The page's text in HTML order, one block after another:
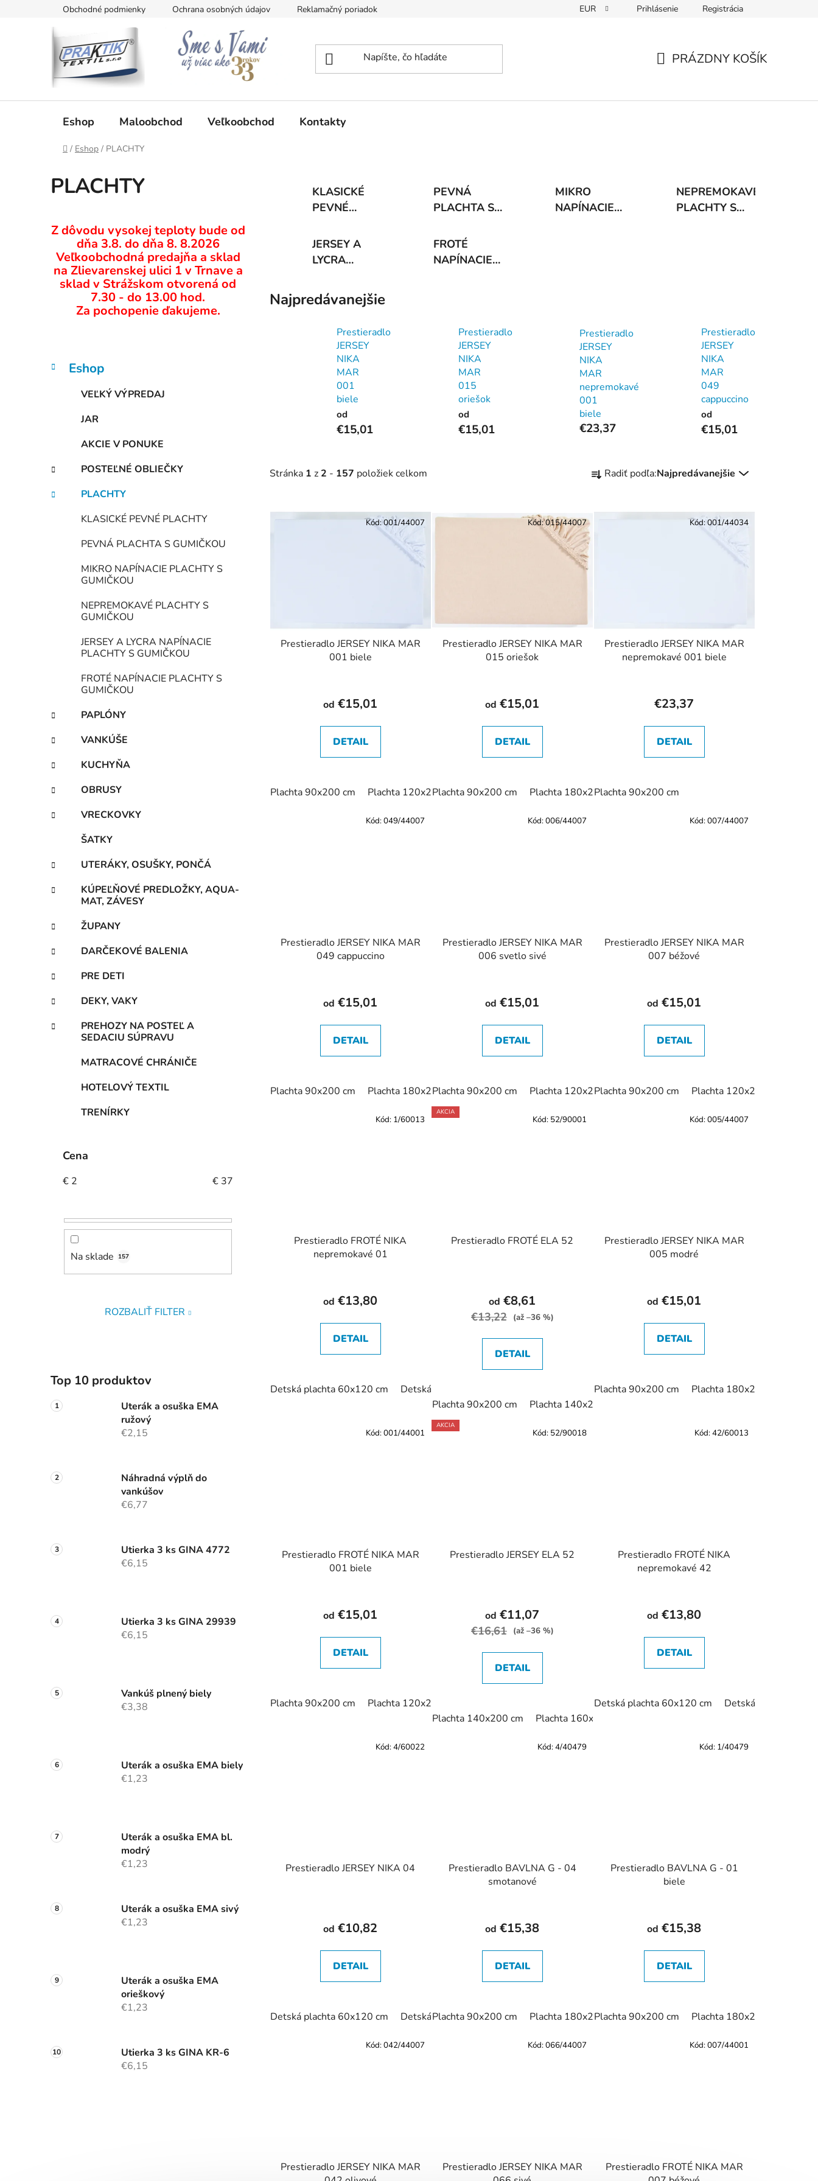
Obchodné podmienky Ochrana osobných údajov Reklamačný poriadok EUR Prihlásenie Registrácia
KOŠÍK
PRÁZDNY KOŠÍK
Eshop Maloobchod Veľkoobchod Kontakty
Domov
/ Eshop / PLACHTY
PLACHTY
o
č
n
l
Z dôvodu vysokej teploty bude od
dňa 3.8. do dňa 8. 8.2026
Veľkoobchodná predajňa a sklad
na Zlievarenskej ulici 1 v Trnave a
sklad v Strážskom otvorená od
7.30 - do 13.00 hod.
Za pochopenie ďakujeme.
Preskočiť
kategórie
K
a
e
Eshop
VEĽKÝ VÝPREDAJ
JAR
AKCIE V PONUKE
POSTEĽNÉ OBLIEČKY
PLACHTY
KLASICKÉ PEVNÉ PLACHTY
PEVNÁ PLACHTA S GUMIČKOU
MIKRO NAPÍNACIE PLACHTY S
GUMIČKOU
NEPREMOKAVÉ PLACHTY S
GUMIČKOU
JERSEY A LYCRA NAPÍNACIE
PLACHTY S GUMIČKOU
FROTÉ NAPÍNACIE PLACHTY S
GUMIČKOU
PAPLÓNY
VANKÚŠE
KUCHYŇA
OBRUSY
VRECKOVKY
ŠATKY
UTERÁKY, OSUŠKY, PONČÁ
KÚPEĽŇOVÉ PREDLOŽKY, AQUA-
MAT, ZÁVESY
ŽUPANY
DARČEKOVÉ BALENIA
PRE DETI
DEKY, VAKY
PREHOZY NA POSTEĽ A
SEDACIU SÚPRAVU
MATRACOVÉ CHRÁNIČE
HOTELOVÝ TEXTIL
TRENÍRKY
Cena
€ 2 € 37
Na sklade 157
ROZBALIŤ FILTER
Top 10 produktov
Uterák a osuška EMA
ružový
€2,15
Náhradná výplň do
vankúšov
€6,77
Utierka 3 ks GINA 4772
€6,15
Utierka 3 ks GINA 29939
€6,15
Vankúš plnený biely
€3,38
Uterák a osuška EMA biely
€1,23
Uterák a osuška EMA bl.
modrý
€1,23
Uterák a osuška EMA sivý
€1,23
Uterák a osuška EMA
orieškový
€1,23
Utierka 3 ks GINA KR-6
€6,15
KLASICKÉ
PEVNÉ
PEVNÁ
PLACHTA S
MIKRO
NAPÍNACIE
NEPREMOKAVÉ
PLACHTY S
JERSEY A
LYCRA
PLACHTY S
GUMIČKOU
FROTÉ
NAPÍNACIE
Najpredávanejšie
Prestieradlo
JERSEY
NIKA
MAR
001
biele
od
€15,01
Prestieradlo
JERSEY
NIKA
MAR
015
oriešok
od
€15,01
Prestieradlo
JERSEY
NIKA
MAR
nepremokavé
001
biele
€23,37
Prestieradlo
JERSEY
NIKA
MAR
049
cappuccino
od
€15,01
Stránka 1 z 2 - 157 položiek celkom
a Radiť podľa:Najpredávanejšie
V
Prestieradlo JERSEY NIKA MAR
001 biele
od €15,01
DETAIL
Plachta 90x200 cm Plachta 120x200 cm Plachta 140x200 cm Plachta 160x200 cm Plachta 180x200 cm
Kód:001/44007
Prestieradlo JERSEY NIKA MAR
015 oriešok
od €15,01
DETAIL
Plachta 90x200 cm Plachta 180x200 cm
Kód:015/44007
Prestieradlo JERSEY NIKA MAR
nepremokavé 001 biele
€23,37
DETAIL
Plachta 90x200 cm
Kód:001/44034
Prestieradlo JERSEY NIKA MAR
049 cappuccino
od €15,01
DETAIL
Plachta 90x200 cm Plachta 180x200 cm Plachta 200x220 cm
Kód:049/44007
Prestieradlo JERSEY NIKA MAR
006 svetlo sivé
od €15,01
DETAIL
Plachta 90x200 cm Plachta 120x200 cm Plachta 140x200 cm Plachta 160x200
Kód:006/44007
Prestieradlo JERSEY NIKA MAR
007 béžové
od €15,01
DETAIL
Plachta 90x200 cm Plachta 120x200 cm
Kód:007/44007
Prestieradlo FROTÉ NIKA
nepremokavé 01
od €13,80
DETAIL
Detská plachta 60x120 cm Detská plachta 70x140 cm Plachta 90x200 cm Plachta 180x200 cm
Kód: 1/60013
AKCIA
Prestieradlo FROTÉ ELA 52
od €8,61
€13,22 (až –36 %)
DETAIL
Plachta 90x200 cm Plachta 140x200 cm
Kód: 52/90001
Prestieradlo JERSEY NIKA MAR
005 modré
od €15,01
DETAIL
Plachta 90x200 cm Plachta 180x200 cm
Kód:005/44007
Prestieradlo FROTÉ NIKA MAR
001 biele
od €15,01
DETAIL
Plachta 90x200 cm Plachta 120x200 cm Plachta 160x200 cm Plachta 180x200 cm
Kód:001/44001
AKCIA
Prestieradlo JERSEY ELA 52
od €11,07
€16,61 (až –36 %)
DETAIL
Plachta 140x200 cm Plachta 160x200 cm
Kód: 52/90018
Prestieradlo FROTÉ NIKA
nepremokavé 42
od €13,80
DETAIL
Detská plachta 60x120 cm Detská plachta
Kód:42/60013
Prestieradlo JERSEY NIKA 04
od €10,82
DETAIL
Detská plachta 60x120 cm Detská plachta 70x140 cm Plachta 90x200 cm Plachta 120x200 cm Plachta 140x200
Kód:4/60022
Prestieradlo BAVLNA G - 04
smotanové
od €15,38
DETAIL
Plachta 90x200 cm Plachta 180x200 cm
Kód:4/40479
Prestieradlo BAVLNA G - 01
biele
od €15,38
DETAIL
Plachta 90x200 cm Plachta 180x200 cm
Kód: 1/40479
Prestieradlo JERSEY NIKA MAR
Kód:042/44007
Prestieradlo JERSEY NIKA MAR
Kód:066/44007
Prestieradlo FROTÉ NIKA MAR
Kód:007/44001